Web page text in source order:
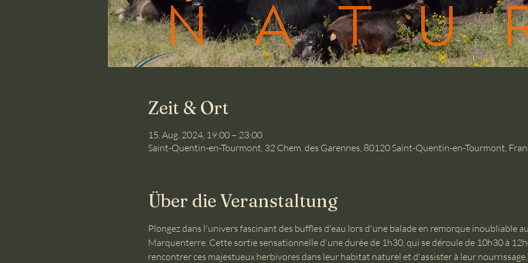
Zeit & Ort
15. Aug. 2024, 19:00 – 23:00
Saint-Quentin-en-Tourmont, 32 Chem. des Garennes, 80120 Saint-Quentin-en-Tourmont,
Über die Veranstaltung
Plongez dans l'univers fascinant des buffles d'eau lors d'une balade en remorque inoubliable
Marquenterre. Cette sortie sensationnelle d'une durée de 1h30, qui se déroule de 10h30 à
rencontrer ces majestueux herbivores dans leur habitat naturel et d'assister à leur